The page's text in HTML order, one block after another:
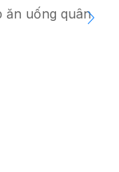
ăn uống quân